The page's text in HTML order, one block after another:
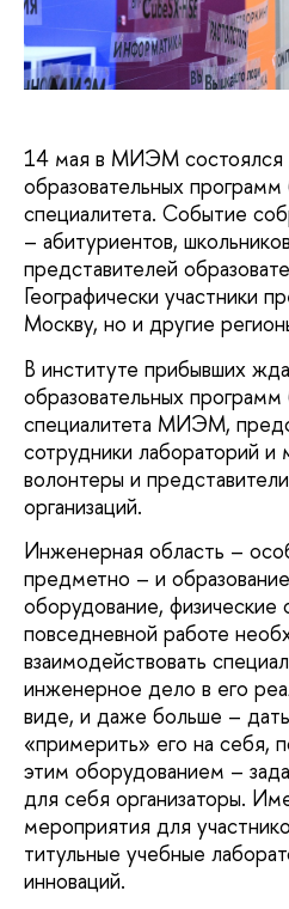
14 мая в МИЭМ состоялся
образовательных программ
специалитета. Событие
– абитуриентов,
представителей
Географически участники
Москву, но и другие
В институте прибывших
образовательных программ
специалитета МИЭМ,
сотрудники лабораторий и
волонтеры и
организаций.
Инженерная область –
предметно – и
оборудование,
повседневной работе
взаимодействовать
инженерное дело в его
виде, и даже больше –
«примерить» его на себя,
этим оборудованием –
для себя организаторы.
мероприятия для
титульные учебные
инноваций.